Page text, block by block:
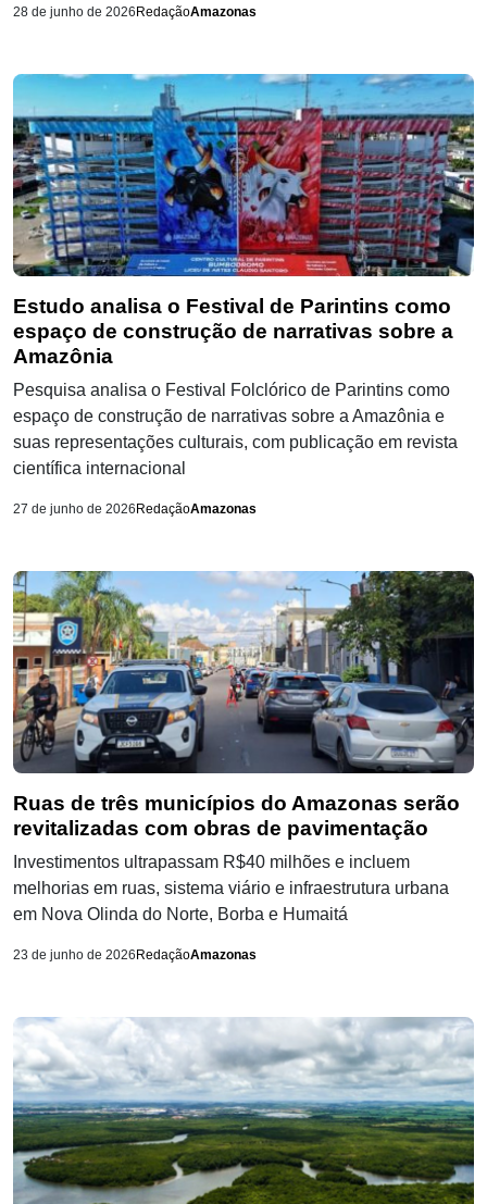
28 de junho de 2026 RedaçãoAmazonas
Estudo analisa o Festival de Parintins como
espaço de construção de narrativas sobre a
Amazônia
Pesquisa analisa o Festival Folclórico de Parintins como
espaço de construção de narrativas sobre a Amazônia e
suas representações culturais, com publicação em revista
científica internacional
27 de junho de 2026 RedaçãoAmazonas
Ruas de três municípios do Amazonas serão
revitalizadas com obras de pavimentação
Investimentos ultrapassam R$40 milhões e incluem
melhorias em ruas, sistema viário e infraestrutura urbana
em Nova Olinda do Norte, Borba e Humaitá
23 de junho de 2026 RedaçãoAmazonas